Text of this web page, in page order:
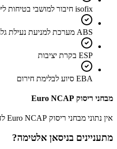
isofix חיבור למושבי בטיחות לילדים
ABS מערכת למניעת נעילת גלגלים
ESP בקרת יציבות
EBA סיוע לבלימת חירום
מבחני ריסוק Euro NCAP
אין נתוני מבחני ריסוק Euro NCAP לדגם זה
מתעניינים בניסאן אלטימה?